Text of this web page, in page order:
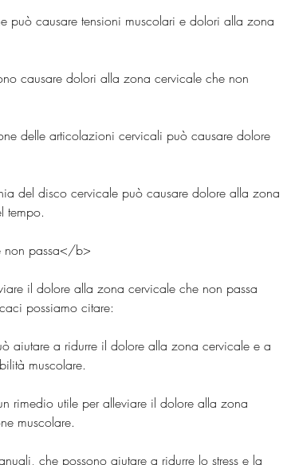
può causare tensioni muscolari e dolori alla zona
causare dolori alla zona cervicale che non
delle articolazioni cervicali può causare dolore
del disco cervicale può causare dolore alla zona
tempo.
non passa</b>
il dolore alla zona cervicale che non passa
possiamo citare:
aiutare a ridurre il dolore alla zona cervicale e a
muscolare.
rimedio utile per alleviare il dolore alla zona
muscolare.
che possono aiutare a ridurre lo stress e la